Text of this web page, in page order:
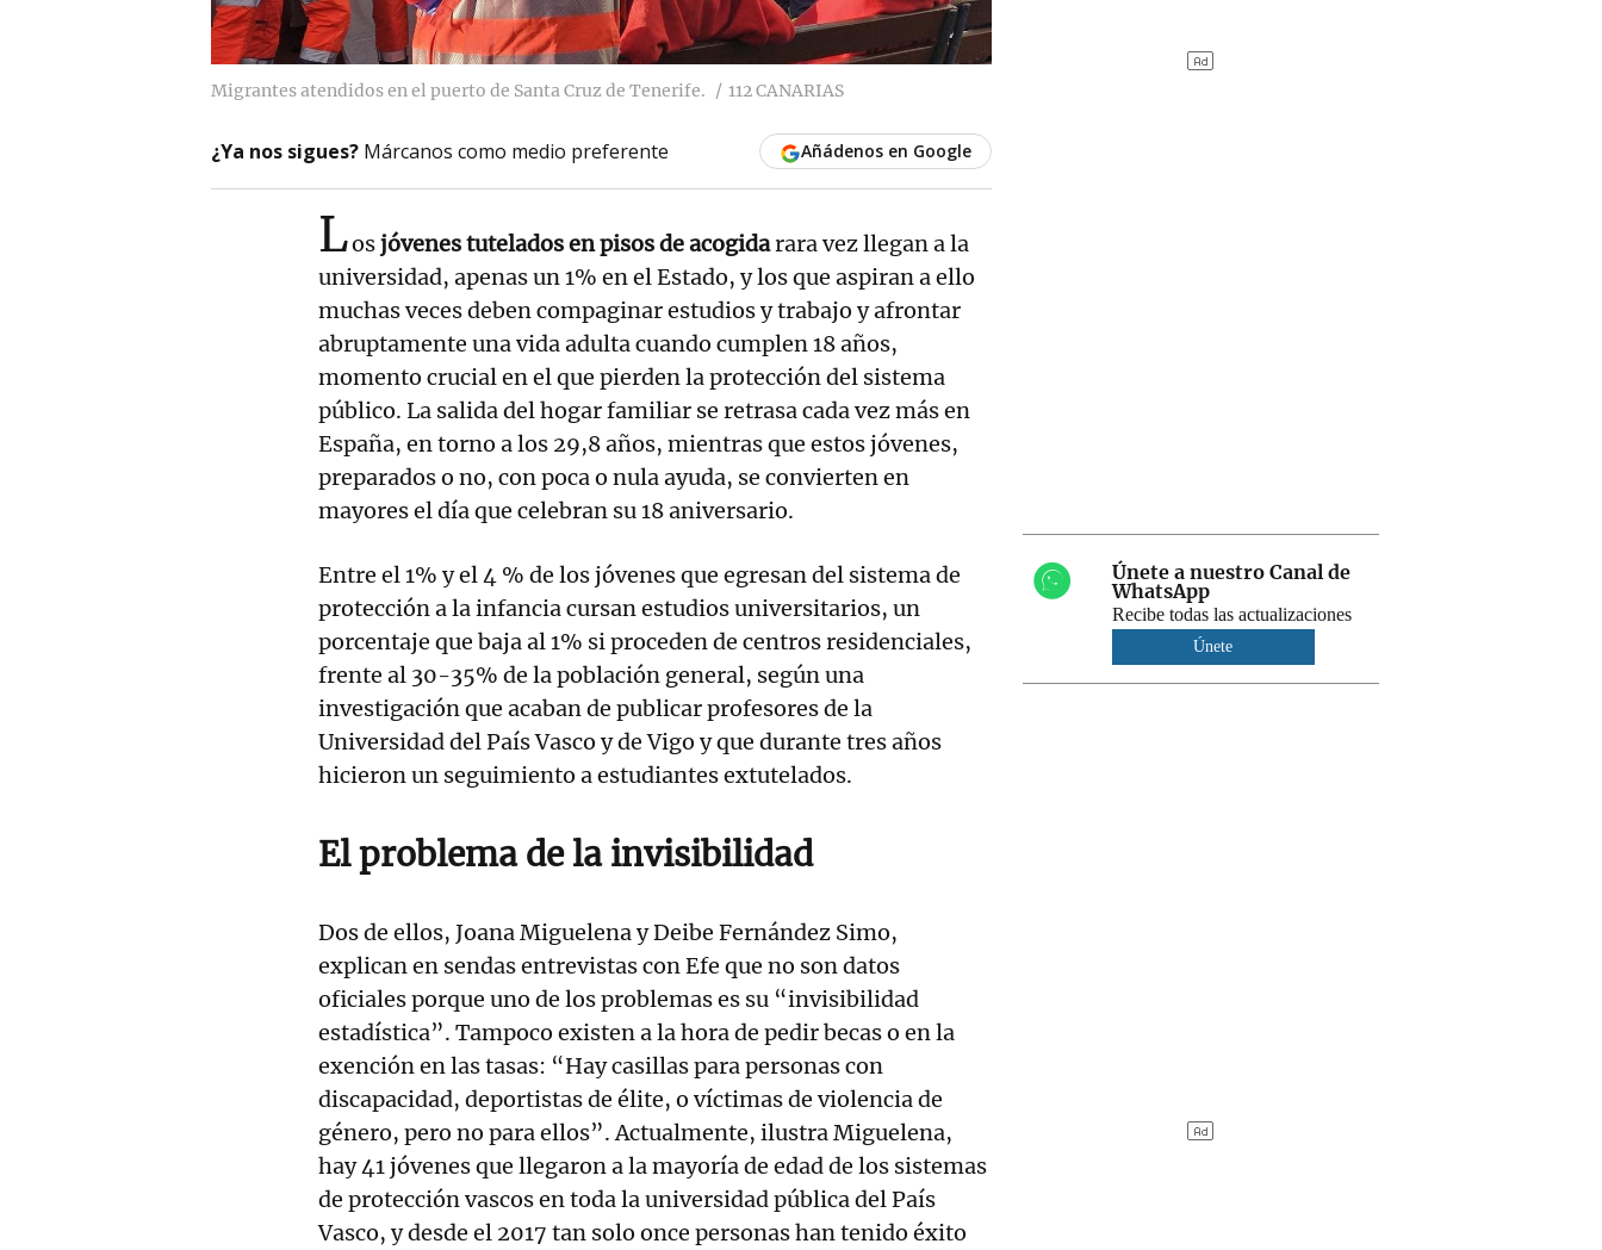
Migrantes atendidos en el puerto de Santa Cruz de Tenerife. 112 CANARIAS
¿Ya nos sigues? Márcanos como medio preferente Añádenos en Google
Losjóvenes tutelados en pisos de acogidarara vez llegan a la
universidad, apenas un 1% en el Estado, y los que aspiran a ello
muchas veces deben compaginar estudios y trabajo y afrontar
abruptamente una vida adulta cuando cumplen 18 años,
momento crucial en el que pierden la protección del sistema
público. La salida del hogar familiar se retrasa cada vez más en
España, en torno a los 29,8 años, mientras que estos jóvenes,
preparados o no, con poca o nula ayuda, se convierten en
mayores el día que celebran su 18 aniversario.
Entre el 1% y el 4 % de los jóvenes que egresan del sistema de
protección a la infancia cursan estudios universitarios, un
porcentaje que baja al 1% si proceden de centros residenciales,
frente al 30-35% de la población general, según una
investigación que acaban de publicar profesores de la
Universidad del País Vasco y de Vigo y que durante tres años
hicieron un seguimiento a estudiantes extutelados.
El problema de la invisibilidad
Dos de ellos, Joana Miguelena y Deibe Fernández Simo,
explican en sendas entrevistas con Efe que no son datos
oficiales porque uno de los problemas es su “invisibilidad
estadística”. Tampoco existen a la hora de pedir becas o en la
exención en las tasas: “Hay casillas para personas con
discapacidad, deportistas de élite, o víctimas de violencia de
género, pero no para ellos”. Actualmente, ilustra Miguelena,
hay 41 jóvenes que llegaron a la mayoría de edad de los sistemas
de protección vascos en toda la universidad pública del País
Vasco, y desde el 2017 tan solo once personas han tenido éxito
Únete a nuestro Canal de
WhatsApp
Recibe todas las actualizaciones
Únete